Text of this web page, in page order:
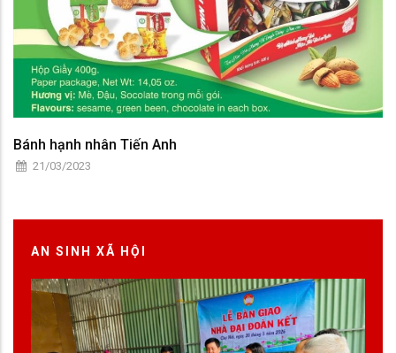
Bánh hạnh nhân Tiến Anh
21/03/2023
AN SINH XÃ HỘI